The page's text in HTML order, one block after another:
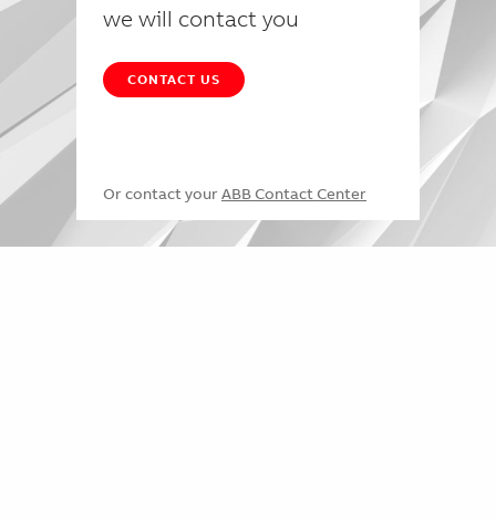
we will contact you
CONTACT US
Or contact your ABB Contact Center